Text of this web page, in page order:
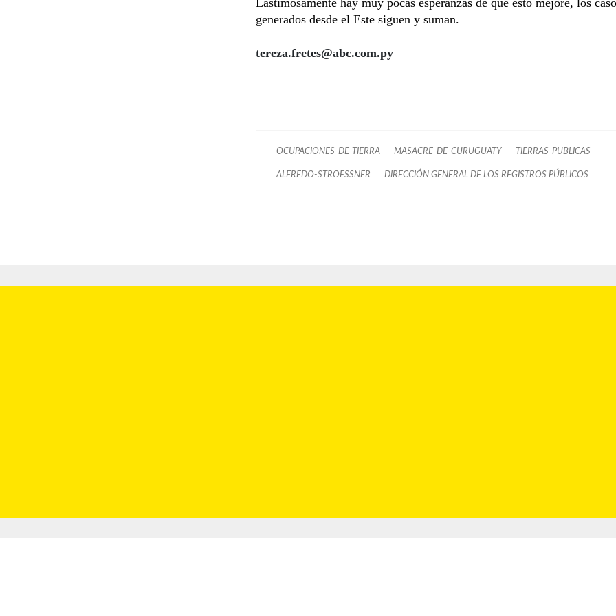
generados desde el Este siguen y suman.
tereza.fretes@abc.com.py
OCUPACIONES-DE-TIERRA MASACRE-DE-CURUGUATY TIERRAS-PUBLICAS
ALFREDO-STROESSNER DIRECCIÓN GENERAL DE LOS REGISTROS PÚBLICOS